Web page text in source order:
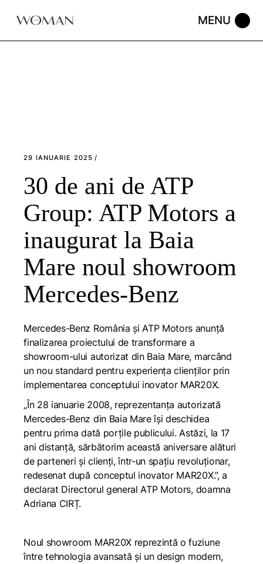
29 IANUARIE 2025
30 de ani de ATP
Group: ATP Motors a
inaugurat la Baia
Mare noul showroom
Mercedes-Benz
Mercedes-Benz România și ATP Motors anunță
finalizarea proiectului de transformare a
showroom-ului autorizat din Baia Mare, marcând
un nou standard pentru experiența clienților prin
implementarea conceptului inovator MAR20X.
„În 28 ianuarie 2008, reprezentanța autorizată
Mercedes-Benz din Baia Mare își deschidea
pentru prima dată porțile publicului. Astăzi, la 17
ani distanță, sărbătorim această aniversare alături
de parteneri și clienți, într-un spațiu revoluționar,
redesenat după conceptul inovator MAR20X.”, a
declarat Directorul general ATP Motors, doamna
Adriana CIRȚ.
Noul showroom MAR20X reprezintă o fuziune
între tehnologia avansată și un design modern,